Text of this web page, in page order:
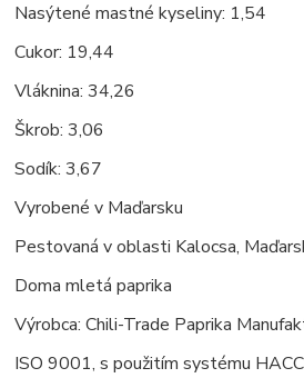
Nasýtené mastné kyseliny: 1,54
Cukor: 19,44
Vláknina: 34,26
Škrob: 3,06
Sodík: 3,67
Vyrobené v Maďarsku
Pestovaná v oblasti Kalocsa,
Doma mletá paprika
Výrobca: Chili-Trade Paprika
ISO 9001, s použitím systému